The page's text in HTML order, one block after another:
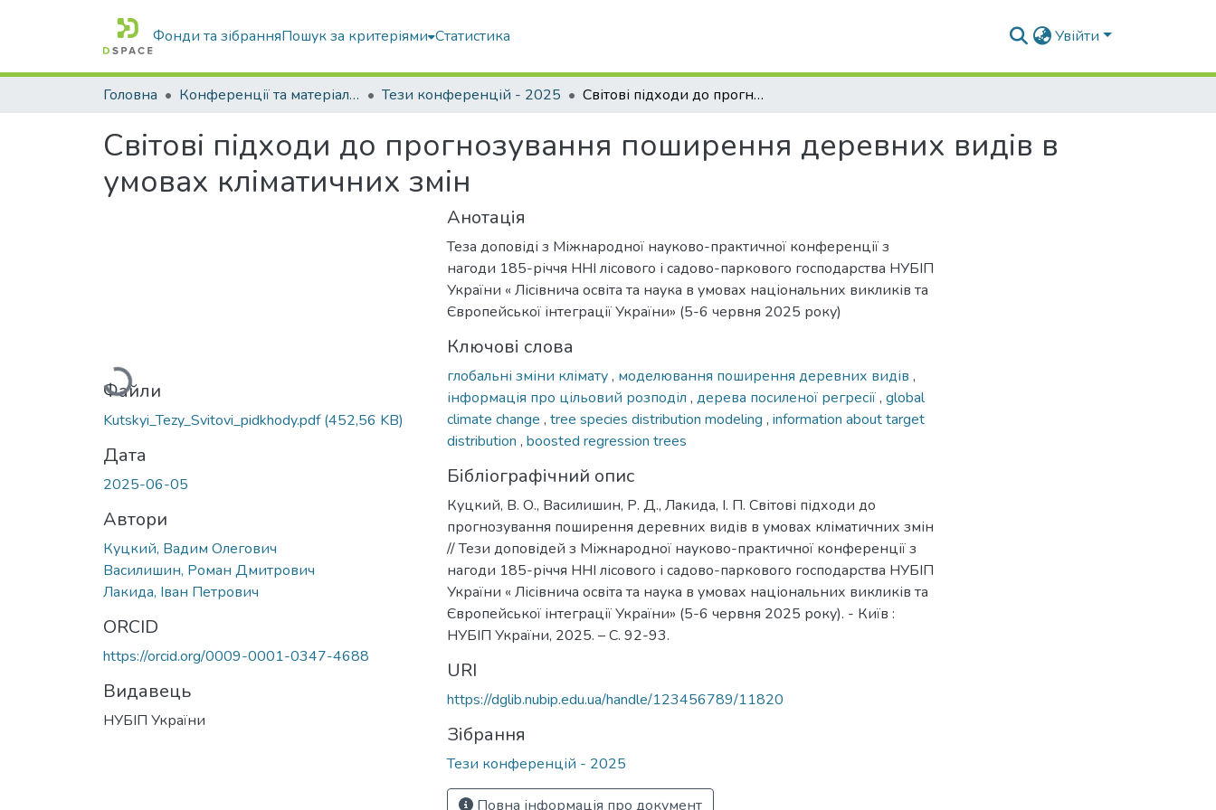
Фонди та зібранняПошук за критеріями Статистика Увійти
Головна Конференції та матеріали конференцій Тези конференцій - 2025 Світові підходи до прогнозування поширення деревних видів в умовах кліматичних змін
Світові підходи до прогнозування поширення деревних видів в
умовах кліматичних змін
Вантажиться...
Файли
Kutskyi_Tezy_Svitovi_pidkhody.pdf(452,56 KB)
Дата
2025-06-05
Автори
Куцкий, Вадим Олегович
Василишин, Роман Дмитрович
Лакида, Іван Петрович
ORCID
https://orcid.org/0009-0001-0347-4688
Видавець
НУБІП України
Анотація
Теза доповіді з Міжнародної науково-практичної конференції з
нагоди 185-річчя ННІ лісового і садово-паркового господарства НУБІП
України « Лісівнича освіта та наука в умовах національних викликів та
Європейської інтеграції України» (5-6 червня 2025 року)
Ключові слова
глобальні зміни клімату, моделювання поширення деревних видів ,
інформація про цільовий розподіл , дерева посиленої регресії, global
climate change , tree species distribution modeling , information about target
distribution , boosted regression trees
Бібліографічний опис
Куцкий, В. О., Василишин, Р. Д., Лакида, І. П. Світові підходи до
прогнозування поширення деревних видів в умовах кліматичних змін
// Тези доповідей з Міжнародної науково-практичної конференції з
нагоди 185-річчя ННІ лісового і садово-паркового господарства НУБІП
України « Лісівнича освіта та наука в умовах національних викликів та
Європейської інтеграції України» (5-6 червня 2025 року). - Київ :
НУБІП України, 2025. – С. 92-93.
URI
https://dglib.nubip.edu.ua/handle/123456789/11820
Зібрання
Тези конференцій - 2025
Повна інформація про документ